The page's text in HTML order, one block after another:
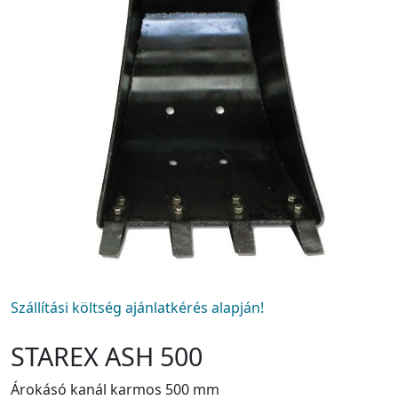
Szállítási költség ajánlatkérés alapján!
STAREX ASH 500
Árokásó kanál karmos 500 mm